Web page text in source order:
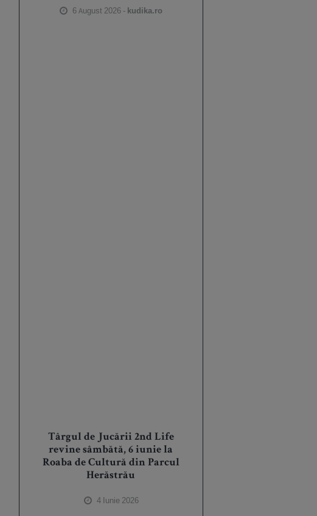
6 August 2026 - kudika.ro
Târgul de Jucării 2nd Life
revine sâmbătă, 6 iunie la
Roaba de Cultură din Parcul
Herăstrău
4 Iunie 2026